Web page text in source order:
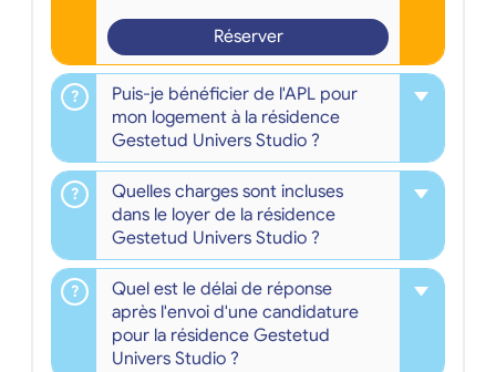
Réserver
Puis-je bénéficier de l'APL pour
mon logement à la résidence
Gestetud Univers Studio ?
Quelles charges sont incluses
dans le loyer de la résidence
Gestetud Univers Studio ?
Quel est le délai de réponse
après l'envoi d'une candidature
pour la résidence Gestetud
Univers Studio ?